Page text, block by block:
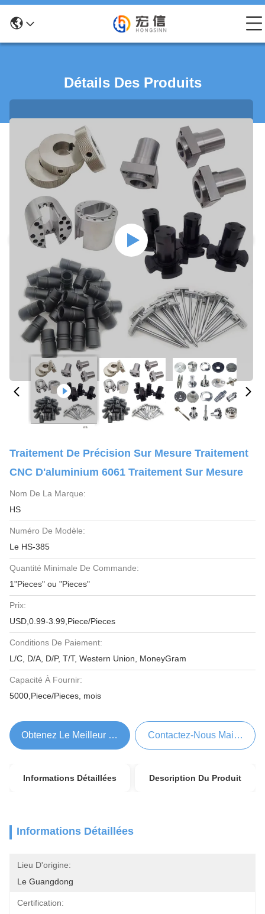
Détails Des Produits
Traitement De Précision Sur Mesure Traitement
CNC D'aluminium 6061 Traitement Sur Mesure
Nom De La Marque:
HS
Numéro De Modèle:
Le HS-385
Quantité Minimale De Commande:
1"Pieces" ou "Pieces"
Prix:
USD,0.99-3.99,Piece/Pieces
Conditions De Paiement:
L/C, D/A, D/P, T/T, Western Union, MoneyGram
Capacité À Fournir:
5000,Piece/Pieces, mois
Obtenez Le Meilleur Prix Contactez-Nous Maintenant
Informations Détaillées Description Du Produit
Informations Détaillées
Lieu D'origine:
Le Guangdong
Certification: